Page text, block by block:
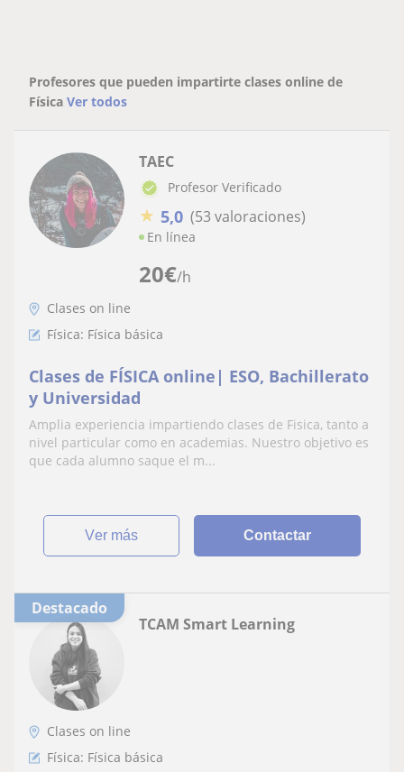
Profesores que pueden impartirte clases online de
Física Ver todos
20€/h
TAEC
Profesor Verificado
★ 5,0 (53 valoraciones)
En línea
Clases on line
Física: Física básica
Clases de FÍSICA online| ESO, Bachillerato
y Universidad
Amplia experiencia impartiendo clases de Fisica, tanto a
nivel particular como en academias. Nuestro objetivo es
que cada alumno saque el m...
ver más Contactar
Destacado
TCAM Smart Learning
Clases on line
Física: Física básica